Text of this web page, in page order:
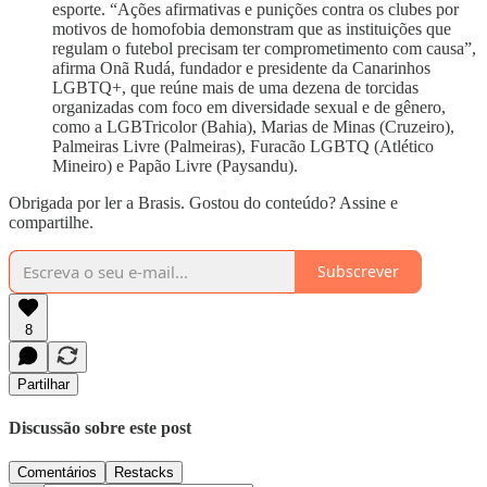
esporte. “Ações afirmativas e punições contra os clubes por
motivos de homofobia demonstram que as instituições que
regulam o futebol precisam ter comprometimento com causa”,
afirma Onã Rudá, fundador e presidente da Canarinhos
LGBTQ+, que reúne mais de uma dezena de torcidas
organizadas com foco em diversidade sexual e de gênero,
como a LGBTricolor (Bahia), Marias de Minas (Cruzeiro),
Palmeiras Livre (Palmeiras), Furacão LGBTQ (Atlético
Mineiro) e Papão Livre (Paysandu).
Obrigada por ler a Brasis. Gostou do conteúdo? Assine e
compartilhe.
Subscrever
8
Partilhar
Discussão sobre este post
Comentários Restacks